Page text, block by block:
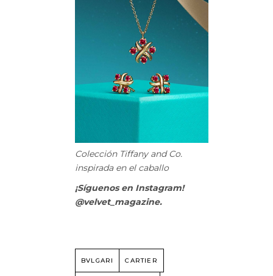
Colección Tiffany and Co.
inspirada en el caballo
¡Síguenos en Instagram!
@velvet_magazine.
BVLGARI CARTIER